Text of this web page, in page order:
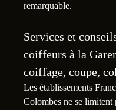
remarquable.
Services et
coiffeurs à la
coiffage, coupe,
Les établissements
Colombes ne se limitent